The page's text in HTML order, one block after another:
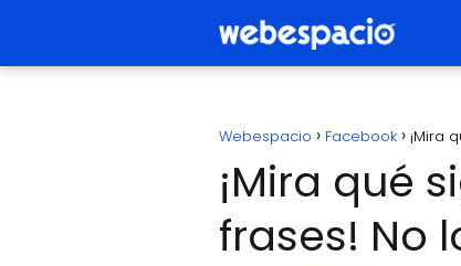
Webespacio Facebook ¡Mira
¡Mira qué
frases! No